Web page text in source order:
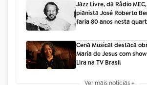
Jazz Livre, da Rádio
pianista José Roberto
faria 80 anos nesta
Cena Musical destaca
Maria de Jesus com
Lira na TV Brasil
Ver mais notícias +